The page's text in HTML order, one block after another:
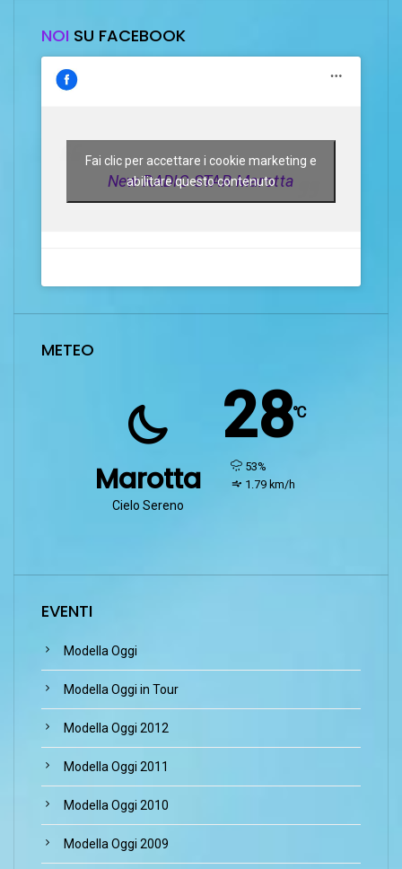
NOI SU FACEBOOK
New RADIO STAR Marotta
Fai clic per accettare i cookie marketing e
abilitare questo contenuto
METEO
Marotta
Cielo Sereno
28℃
humidity:
53%
wind:
1.79 km/h
EVENTI
Modella Oggi
Modella Oggi in Tour
Modella Oggi 2012
Modella Oggi 2011
Modella Oggi 2010
Modella Oggi 2009